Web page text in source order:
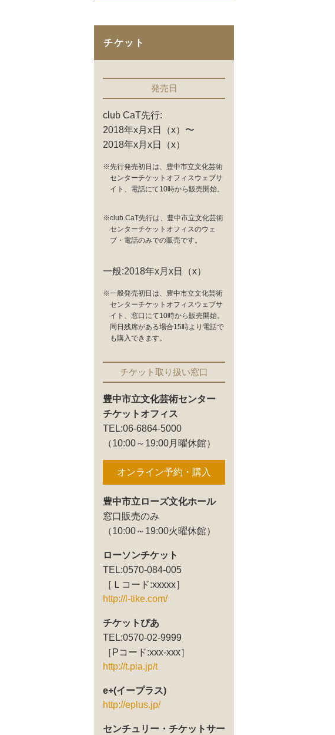
チケット
発売日
club CaT先行:
2018年x月x日（x）〜
2018年x月x日（x）
※先行発売初日は、豊中市立文化芸術
センターチケットオフィスウェブサ
イト、電話にて10時から販売開始。
※club CaT先行は、豊中市立文化芸術
センターチケットオフィスのウェ
ブ・電話のみでの販売です。
一般:2018年x月x日（x）
※一般発売初日は、豊中市立文化芸術
センターチケットオフィスウェブサ
イト、窓口にて10時から販売開始。
同日残席がある場合15時より電話で
も購入できます。
チケット取り扱い窓口
豊中市立文化芸術センター
チケットオフィス
TEL:06-6864-5000
（10:00～19:00月曜休館）
オンライン予約・購入
豊中市立ローズ文化ホール
窓口販売のみ
（10:00～19:00火曜休館）
ローソンチケット
TEL:0570-084-005
［Ｌコード:xxxxx］
http://l-tike.com/
チケットぴあ
TEL:0570-02-9999
［Pコード:xxx-xxx］
http://t.pia.jp/t
e+(イープラス)
http://eplus.jp/
センチュリー・チケットサー